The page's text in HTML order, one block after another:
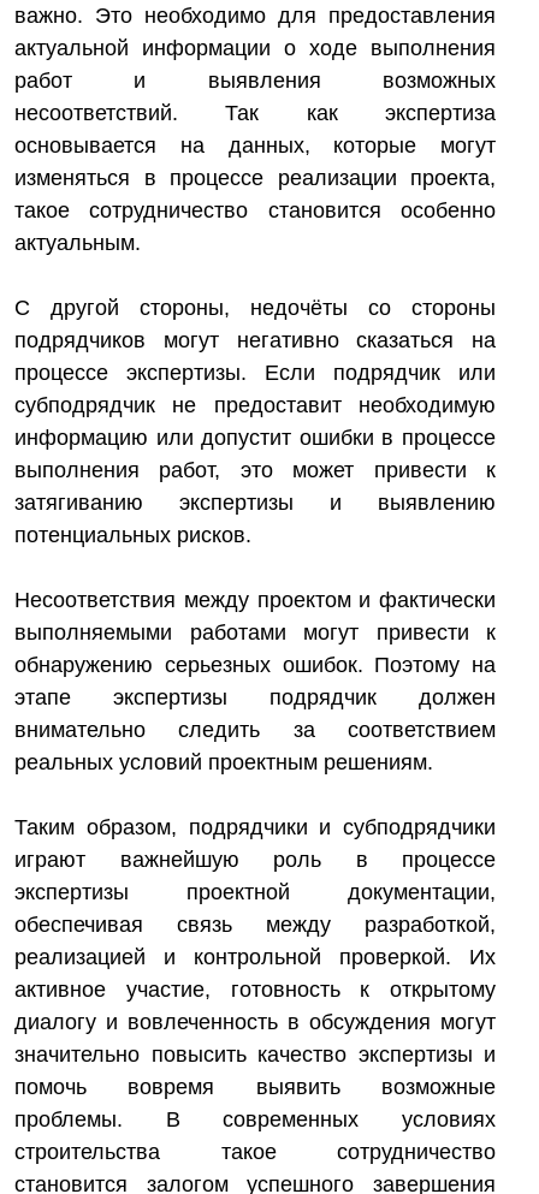
важно. Это необходимо для предоставления
актуальной информации о ходе выполнения
работ и выявления возможных
несоответствий. Так как экспертиза
основывается на данных, которые могут
изменяться в процессе реализации проекта,
такое сотрудничество становится особенно
актуальным.
С другой стороны, недочёты со стороны
подрядчиков могут негативно сказаться на
процессе экспертизы. Если подрядчик или
субподрядчик не предоставит необходимую
информацию или допустит ошибки в процессе
выполнения работ, это может привести к
затягиванию экспертизы и выявлению
потенциальных рисков.
Несоответствия между проектом и фактически
выполняемыми работами могут привести к
обнаружению серьезных ошибок. Поэтому на
этапе экспертизы подрядчик должен
внимательно следить за соответствием
реальных условий проектным решениям.
Таким образом, подрядчики и субподрядчики
играют важнейшую роль в процессе
экспертизы проектной документации,
обеспечивая связь между разработкой,
реализацией и контрольной проверкой. Их
активное участие, готовность к открытому
диалогу и вовлеченность в обсуждения могут
значительно повысить качество экспертизы и
помочь вовремя выявить возможные
проблемы. В современных условиях
строительства такое сотрудничество
становится залогом успешного завершения